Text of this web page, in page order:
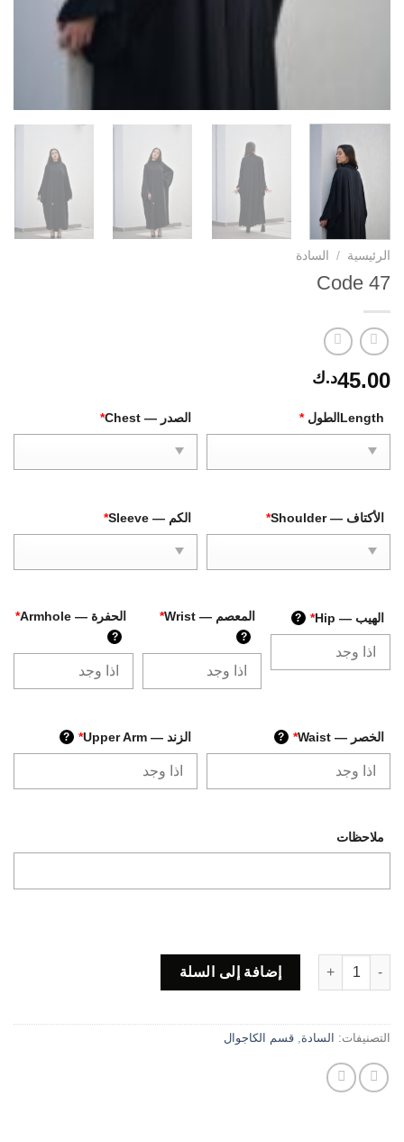
الرئيسية / السادة
Code 47
45.00د.ك
الصدر — Chest * Lengthالطول *
الكم — Sleeve * الأكتاف — Shoulder *
الحفرة — Armhole *
?
المعصم — Wrist *
?
الهيب — Hip *
?
الزند — Upper Arm *
? الخصر — Waist *
?
ملاحظات
إضافة إلى السلة
التصنيفات: السادة قسم الكاجوال